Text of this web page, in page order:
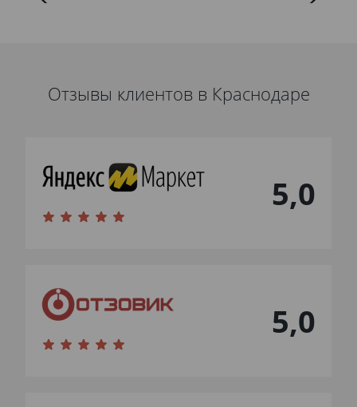
Отзывы клиентов в Краснодаре
5,0
5,0